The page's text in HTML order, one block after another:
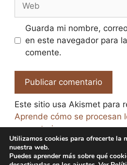
Guarda mi nombre,
en este navegador para
comente.
Este sitio usa Akismet para
Aprende cómo se procesan
comentarios.
Utilizamos cookies para ofrecerte la
nuestra web.
Puedes aprender más sobre qué